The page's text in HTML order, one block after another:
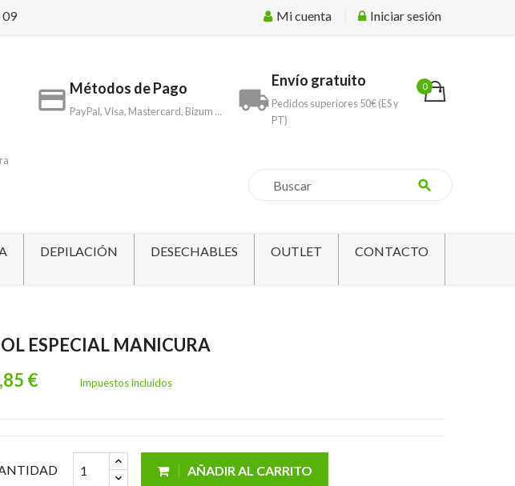
09 Mi cuenta Iniciar sesión
0
payment Métodos de Pago
PayPal, Visa, Mastercard, Bizum ... local_shipping
Envío gratuito
Pedidos superiores 50€ (ES y
PT)
search
DEPILACIÓN DESECHABLES OUTLET CONTACTO
ESPECIAL MANICURA
€
Impuestos incluidos
AÑADIR AL CARRITO